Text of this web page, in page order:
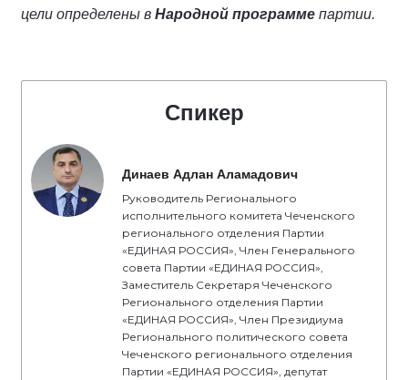
цели определены в Народной программе партии.
Спикер
Динаев Адлан Аламадович
Руководитель Регионального
исполнительного комитета Чеченского
регионального отделения Партии
«ЕДИНАЯ РОССИЯ», Член Генерального
совета Партии «ЕДИНАЯ РОССИЯ»,
Заместитель Секретаря Чеченского
Регионального отделения Партии
«ЕДИНАЯ РОССИЯ», Член Президиума
Регионального политического совета
Чеченского регионального отделения
Партии «ЕДИНАЯ РОССИЯ», депутат